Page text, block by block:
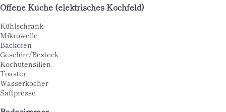
Offene Küche (elektrisches Kochfeld)
Kühlschrank
Mikrowelle
Backofen
Geschirr/Besteck
Kochutensilien
Toaster
Wasserkocher
Saftpresse